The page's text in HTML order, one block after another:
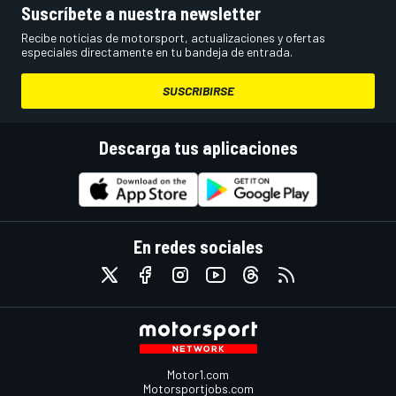
Suscríbete a nuestra newsletter
Recibe noticias de motorsport, actualizaciones y ofertas
especiales directamente en tu bandeja de entrada.
SUSCRIBIRSE
Descarga tus aplicaciones
En redes sociales
Motor1.com
Motorsportjobs.com